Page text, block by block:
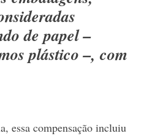
de papel –
plástico –, com
essa compensação incluiu